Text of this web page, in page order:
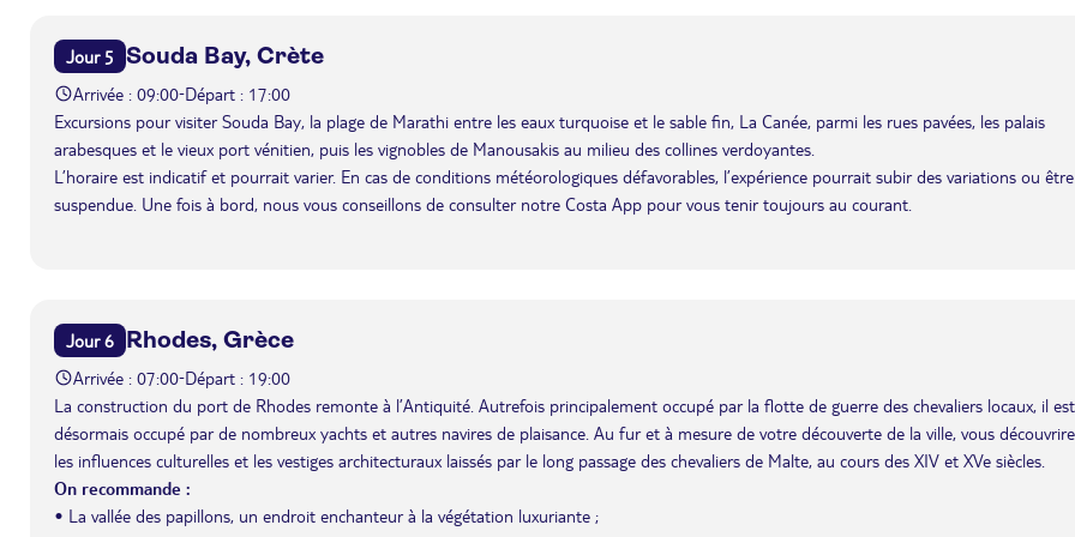
Jour 5 Souda Bay, Crète
Arrivée : 09:00-Départ : 17:00
Excursions pour visiter Souda Bay, la plage de Marathi entre les eaux turquoise et le sable fin, La Canée, parmi les rues pavées, les palais
arabesques et le vieux port vénitien, puis les vignobles de Manousakis au milieu des collines verdoyantes.
L’horaire est indicatif et pourrait varier. En cas de conditions météorologiques défavorables, l’expérience pourrait subir des variations ou être
suspendue. Une fois à bord, nous vous conseillons de consulter notre Costa App pour vous tenir toujours au courant.
Jour 6 Rhodes, Grèce
Arrivée : 07:00-Départ : 19:00
La construction du port de Rhodes remonte à l’Antiquité. Autrefois principalement occupé par la flotte de guerre des chevaliers locaux, il est
désormais occupé par de nombreux yachts et autres navires de plaisance. Au fur et à mesure de votre découverte de la ville, vous
les influences culturelles et les vestiges architecturaux laissés par le long passage des chevaliers de Malte, au cours des XIV et XVe siècles.
On recommande :
• La vallée des papillons, un endroit enchanteur à la végétation luxuriante ;